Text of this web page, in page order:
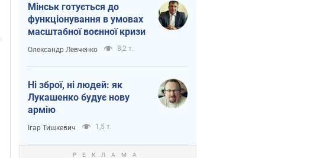
Мінськ готується до
функціонування в умовах
масштабної воєнної кризи
Олександр Левченко 8,2 т.
Ні зброї, ні людей: як
Лукашенко будує нову
армію
Ігар Тишкевич 1,5 т.